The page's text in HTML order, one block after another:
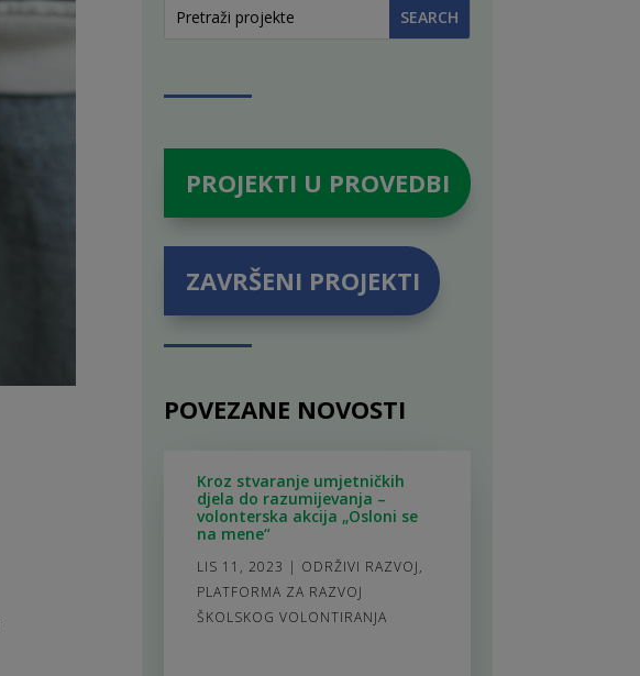
PROJEKTI U PROVEDBI
ZAVRŠENI PROJEKTI
POVEZANE NOVOSTI
Kroz stvaranje umjetničkih
djela do razumijevanja –
volonterska akcija „Osloni se
na mene“
LIS 11, 2023 | ODRŽIVI RAZVOJ,
PLATFORMA ZA RAZVOJ
ŠKOLSKOG VOLONTIRANJA